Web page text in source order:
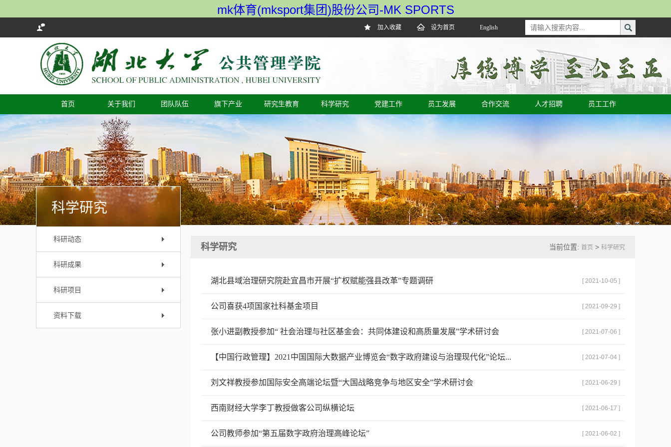
mk体育(mksport集团)股份公司-MK SPORTS
加入收藏 设为首页 English
首页 关于我们 团队队伍 旗下产业 研究生教育 科学研究 党建工作 员工发展 合作交流 人才招聘 员工工作
科学研究
科研动态
科研成果
科研项目
资料下载
科学研究 当前位置: 首页 > 科学研究
湖北县域治理研究院赴宜昌市开展“扩权赋能强县改革”专题调研 [ 2021-10-05 ]
公司喜获4项国家社科基金项目 [ 2021-09-29 ]
张小进副教授参加“ 社会治理与社区基金会：共同体建设和高质量发展”学术研讨会 [ 2021-07-06 ]
【中国行政管理】2021中国国际大数据产业博览会“数字政府建设与治理现代化”论坛... [ 2021-07-04 ]
刘文祥教授参加国际安全高端论坛暨“大国战略竞争与地区安全”学术研讨会 [ 2021-06-29 ]
西南财经大学李丁教授做客公司纵横论坛 [ 2021-06-17 ]
公司教师参加“第五届数字政府治理高峰论坛” [ 2021-06-02 ]